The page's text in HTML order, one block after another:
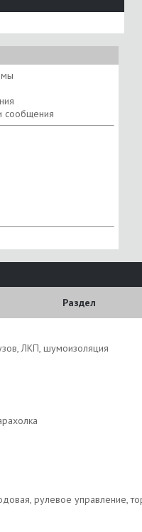
сообщения
Раздел
ЛКП, шумоизоляция
рулевое управление,